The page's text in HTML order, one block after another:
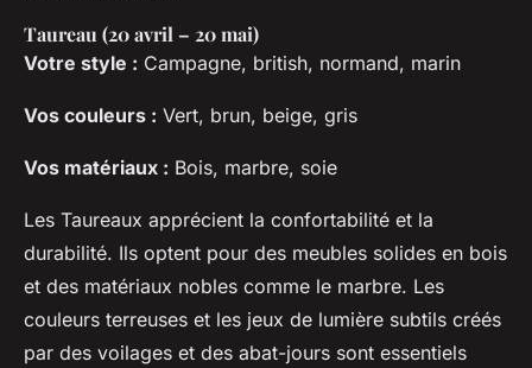
Taureau (20 avril – 20 mai)
Votre style : Campagne, british, normand, marin
Vos couleurs : Vert, brun, beige, gris
Vos matériaux : Bois, marbre, soie
Les Taureaux apprécient la confortabilité et la
durabilité. Ils optent pour des meubles solides en bois
et des matériaux nobles comme le marbre. Les
couleurs terreuses et les jeux de lumière subtils créés
par des voilages et des abat-jours sont essentiels